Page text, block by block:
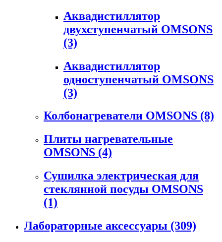
Аквадистиллятор
двухступенчатый OMSONS
(3)
Аквадистиллятор
одноступенчатый OMSONS
(3)
Колбонагреватели OMSONS (8)
Плиты нагревательные
OMSONS (4)
Сушилка электрическая для
стеклянной посуды OMSONS
(1)
Лабораторные аксессуары (309)